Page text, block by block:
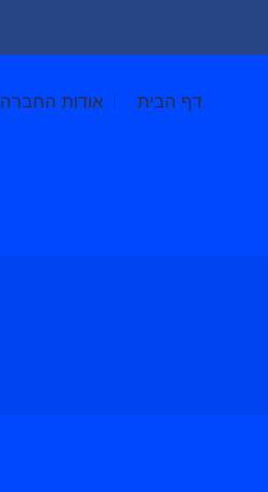
דף הבית אודות החברה